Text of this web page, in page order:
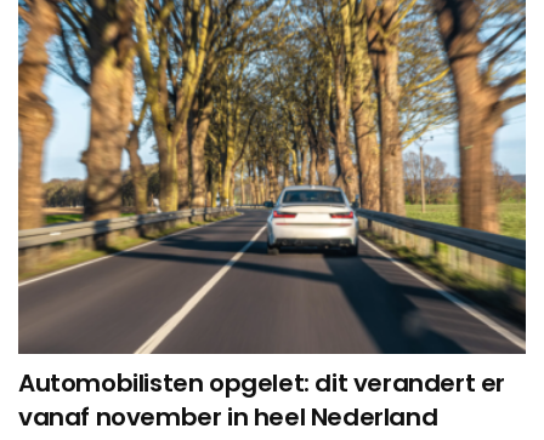
Automobilisten opgelet: dit verandert er
vanaf november in heel Nederland